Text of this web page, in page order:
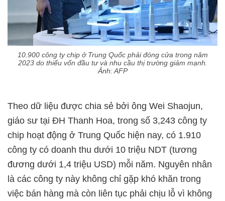
10.900 công ty chip ở Trung Quốc phải đóng cửa trong năm
2023 do thiếu vốn đầu tư và nhu cầu thị trường giảm mạnh.
Ảnh: AFP
Theo dữ liệu được chia sẻ bởi ông Wei Shaojun,
giáo sư tại ĐH Thanh Hoa, trong số 3,243 công ty
chip hoạt động ở Trung Quốc hiện nay, có 1.910
công ty có doanh thu dưới 10 triệu NDT (tương
đương dưới 1,4 triệu USD) mỗi năm. Nguyên nhân
là các công ty này không chỉ gặp khó khăn trong
việc bán hàng mà còn liên tục phải chịu lỗ vì không